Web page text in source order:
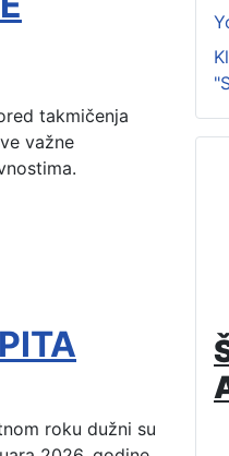
takmičenja
važne
roku dužni su